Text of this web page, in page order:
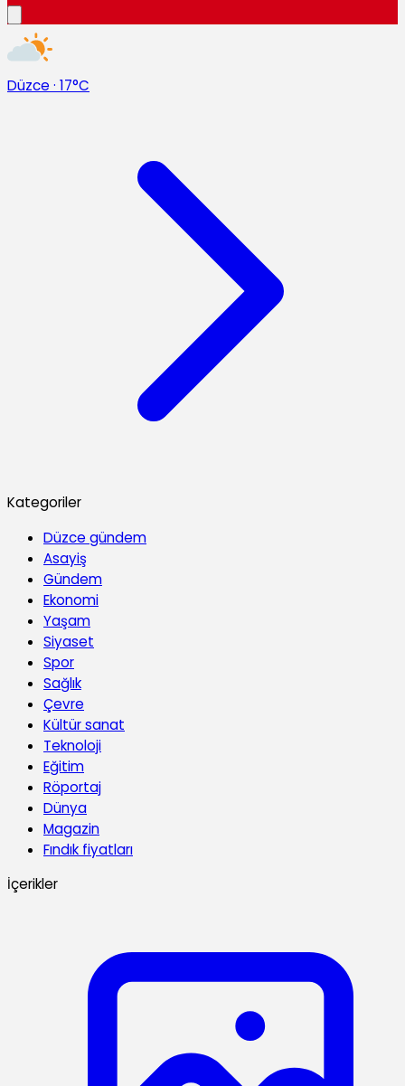
Düzce · 17°C
Kategoriler
Düzce gündem
Asayiş
Gündem
Ekonomi
Yaşam
Siyaset
Spor
Sağlık
Çevre
Kültür sanat
Teknoloji
Eğitim
Röportaj
Dünya
Magazin
Fındık fiyatları
İçerikler